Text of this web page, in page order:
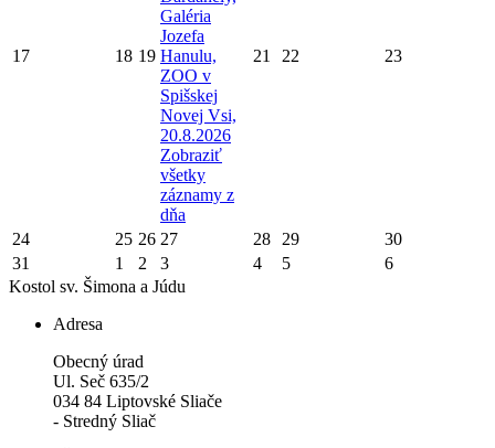
17 18 19
Galéria
Jozefa
Hanulu,
ZOO v
Spišskej
Novej Vsi,
20.8.2026
Zobraziť
všetky
záznamy z
dňa
21 22 23
24 25 26 27 28 29
30
31
1 2 3 4 5
6
Kostol sv. Šimona a Júdu
Adresa
Obecný úrad
Ul. Seč 635/2
034 84 Liptovské Sliače
- Stredný Sliač